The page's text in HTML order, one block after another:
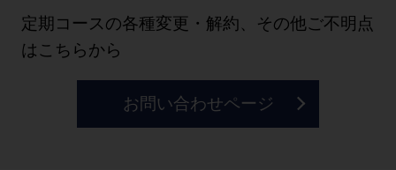
定期コースの各種変更・解約、その他ご不明点
はこちらから
お問い合わせページ